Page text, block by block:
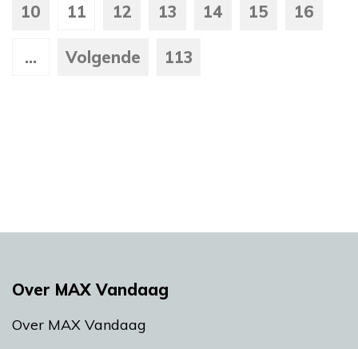
10 11 12 13 14 15 16
... Volgende 113
Over MAX Vandaag
Over MAX Vandaag